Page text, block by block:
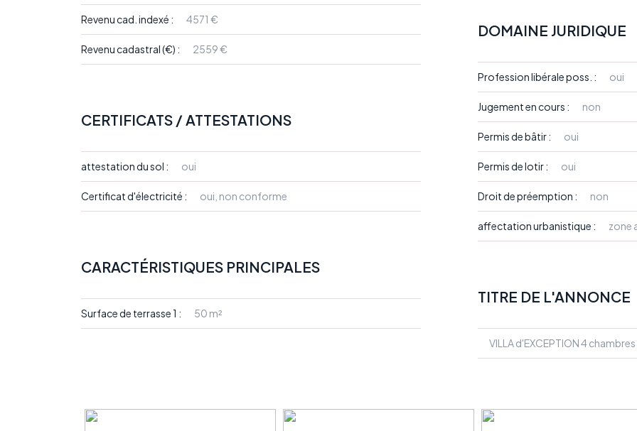
Revenu cad. indexé : 4571 €
Revenu cadastral (€) : 2559 €
DOMAINE JURIDIQUE
Profession libérale poss. : oui
Jugement en cours : non
Permis de bâtir : oui
Permis de lotir : oui
Droit de préemption : non
affectation urbanistique : zone
CERTIFICATS / ATTESTATIONS
attestation du sol : oui
Certificat d'électricité : oui, non conforme
CARACTÉRISTIQUES PRINCIPALES
Surface de terrasse 1 : 50 m²
TITRE DE L'ANNONCE
VILLA d'EXCEPTION 4